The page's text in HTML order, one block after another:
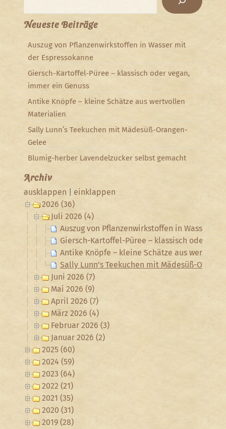
Neueste Beiträge
Auszug von Pflanzenwirkstoffen in Wasser mit
der Espressokanne
Giersch-Kartoffel-Püree – klassisch oder vegan,
immer ein Genuss
Antike Knöpfe – kleine Schätze aus wertvollen
Materialien
Sally Lunn’s Teekuchen mit Mädesüß-Orangen-
Gelee
Blumig-herber Lavendelzucker selbst gemacht
Archiv
ausklappen
einklappen
2026 (36)
Juli 2026 (4)
Auszug von Pflanzenwirkstoffen in Wasser
Giersch-Kartoffel-Püree – klassisch oder
Antike Knöpfe – kleine Schätze aus
Sally Lunn’s Teekuchen mit Mädesüß-
Juni 2026 (7)
Mai 2026 (9)
April 2026 (7)
März 2026 (4)
Februar 2026 (3)
Januar 2026 (2)
2025 (60)
2024 (59)
2023 (64)
2022 (21)
2021 (35)
2020 (31)
2019 (28)